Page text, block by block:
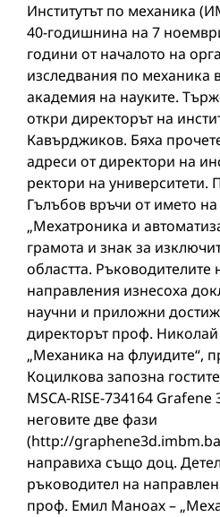
Институтът по механика
40-годишнина на 7
години от началото на
изследвания по механика
академия на науките.
откри директорът на
Кавърджиков. Бяха
адреси от директори на
ректори на университети.
Гълъбов връчи от името на
„Мехатроника и
грамота и знак за
областта. Ръководителите
направления изнесоха
научни и приложни
директорът проф.
„Механика на флуидите“,
Коцилкова запозна
MSCA-RISE-734164
неговите две фази
(http://
направиха също доц.
ръководител на
проф. Емил Маноах –